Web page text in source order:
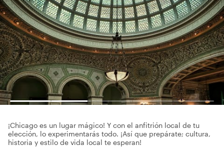
¡Chicago es un lugar mágico! Y con el anfitrión local de tu
elección, lo experimentarás todo. ¡Así que prepárate; cultura,
historia y estilo de vida local te esperan!